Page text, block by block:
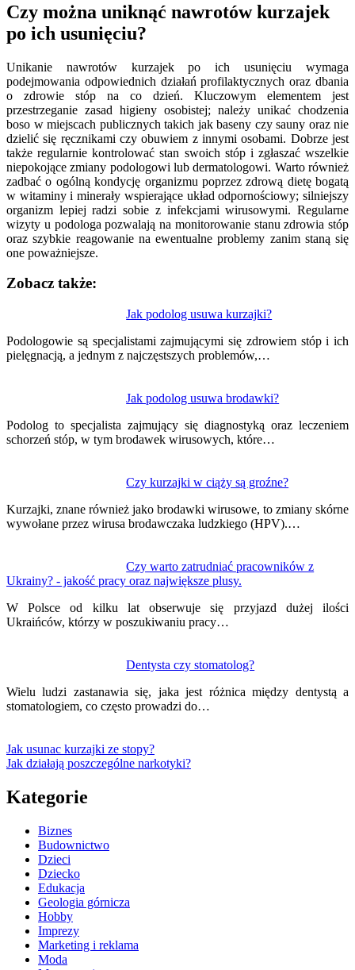
Czy można uniknąć nawrotów kurzajek
po ich usunięciu?
Unikanie nawrotów kurzajek po ich usunięciu wymaga
podejmowania odpowiednich działań profilaktycznych oraz dbania
o zdrowie stóp na co dzień. Kluczowym elementem jest
przestrzeganie zasad higieny osobistej; należy unikać chodzenia
boso w miejscach publicznych takich jak baseny czy sauny oraz nie
dzielić się ręcznikami czy obuwiem z innymi osobami. Dobrze jest
także regularnie kontrolować stan swoich stóp i zgłaszać wszelkie
niepokojące zmiany podologowi lub dermatologowi. Warto również
zadbać o ogólną kondycję organizmu poprzez zdrową dietę bogatą
w witaminy i minerały wspierające układ odpornościowy; silniejszy
organizm lepiej radzi sobie z infekcjami wirusowymi. Regularne
wizyty u podologa pozwalają na monitorowanie stanu zdrowia stóp
oraz szybkie reagowanie na ewentualne problemy zanim staną się
one poważniejsze.
Zobacz także:
Jak podolog usuwa kurzajki?
Podologowie są specjalistami zajmującymi się zdrowiem stóp i ich
pielęgnacją, a jednym z najczęstszych problemów,…
Jak podolog usuwa brodawki?
Podolog to specjalista zajmujący się diagnostyką oraz leczeniem
schorzeń stóp, w tym brodawek wirusowych, które…
Czy kurzajki w ciąży są groźne?
Kurzajki, znane również jako brodawki wirusowe, to zmiany skórne
wywołane przez wirusa brodawczaka ludzkiego (HPV).…
Czy warto zatrudniać pracowników z
Ukrainy? - jakość pracy oraz największe plusy.
W Polsce od kilku lat obserwuje się przyjazd dużej ilości
Ukraińców, którzy w poszukiwaniu pracy…
Dentysta czy stomatolog?
Wielu ludzi zastanawia się, jaka jest różnica między dentystą a
stomatologiem, co często prowadzi do…
wpisu
Jak usunac kurzajki ze stopy?
Jak działają poszczególne narkotyki?
Kategorie
Biznes
Budownictwo
Dzieci
Dziecko
Edukacja
Geologia górnicza
Hobby
Imprezy
Marketing i reklama
Moda